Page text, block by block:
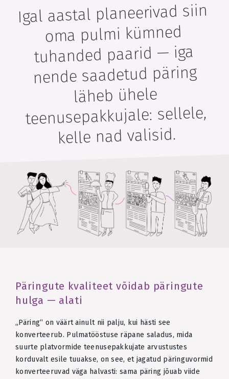
Igal aastal planeerivad siin
oma pulmi kümned
tuhanded paarid — iga
nende saadetud päring
läheb ühele
teenusepakkujale: sellele,
kelle nad valisid.
Päringute kvaliteet võidab päringute
hulga — alati
„Päring“ on väärt ainult nii palju, kui hästi see
konverteerub. Pulmatööstuse räpane saladus, mida
suurte platvormide teenusepakkujate arvustustes
korduvalt esile tuuakse, on see, et jagatud päringuvormid
konverteeruvad väga halvasti: sama päring jõuab viide